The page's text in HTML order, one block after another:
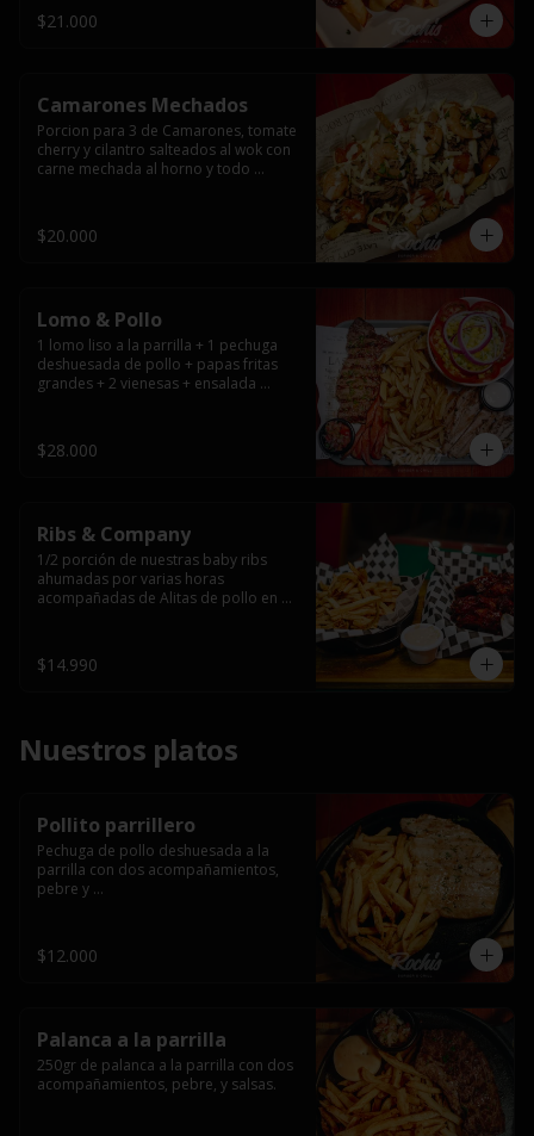
papas fritas.
$21.000
Camarones Mechados
Porcion para 3 de Camarones, tomate
cherry y cilantro salteados al wok con
carne mechada al horno y todo
casera.
$20.000
Lomo & Pollo
1 lomo liso a la parrilla + 1 pechuga
deshuesada de pollo + papas fritas
grandes + 2 vienesas + ensalada
$28.000
Ribs & Company
1/2 porción de nuestras baby ribs
ahumadas por varias horas
acompañadas de Alitas de pollo en
$14.990
Nuestros platos
Pollito parrillero
Pechuga de pollo deshuesada a la
parrilla con dos acompañamientos,
pebre y
$12.000
Palanca a la parrilla
250gr de palanca a la parrilla con dos
acompañamientos, pebre, y salsas.